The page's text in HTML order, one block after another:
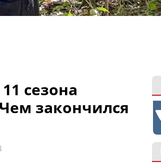
сезона
закончился